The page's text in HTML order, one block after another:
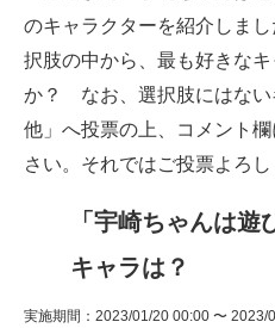
のキャラクターを紹介しま
択肢の中から、最も好きな
か？ なお、選択肢にはない
他」へ投票の上、コメント
さい。それではご投票よろし
「宇崎ちゃんは
キャラは？
実施期間：2023/01/20 00:00 〜 2023/